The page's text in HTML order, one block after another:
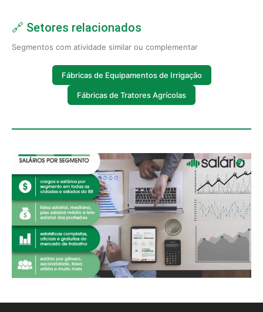
🔗 Setores relacionados
Segmentos com atividade similar ou complementar
Fábricas de Equipamentos de Irrigação
Fábricas de Tratores Agrícolas